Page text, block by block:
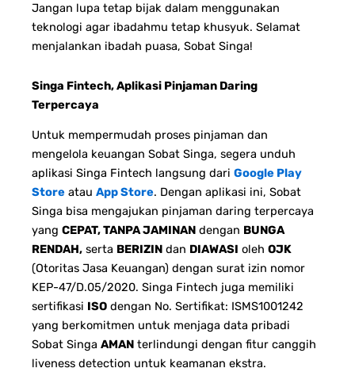
Jangan lupa tetap bijak dalam menggunakan
teknologi agar ibadahmu tetap khusyuk. Selamat
menjalankan ibadah puasa, Sobat Singa!
Singa Fintech, Aplikasi Pinjaman Daring
Terpercaya
Untuk mempermudah proses pinjaman dan
mengelola keuangan Sobat Singa, segera unduh
aplikasi Singa Fintech langsung dari Google Play
Store atau App Store. Dengan aplikasi ini, Sobat
Singa bisa mengajukan pinjaman daring terpercaya
yang CEPAT, TANPA JAMINAN dengan BUNGA
RENDAH, serta BERIZIN dan DIAWASI oleh OJK
(Otoritas Jasa Keuangan) dengan surat izin nomor
KEP-47/D.05/2020. Singa Fintech juga memiliki
sertifikasi ISO dengan No. Sertifikat: ISMS1001242
yang berkomitmen untuk menjaga data pribadi
Sobat Singa AMAN terlindungi dengan fitur canggih
liveness detection untuk keamanan ekstra.